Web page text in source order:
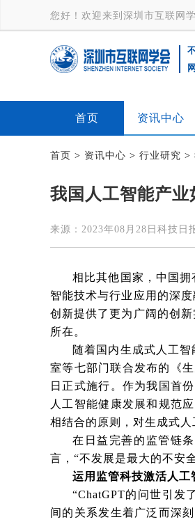
您好！欢迎来到深圳市互联网
圳市互联
网学会
logo-互联
网大会-产
业互联网-
ISZ
首页 资讯中心
首页 > 资讯中心 > 行业研究 >
我国人工智能产业
来源：2023年08月28日科技
相比其他国家，中国
智能技术与行业应用的深
创新提供了更为广阔的创
所在。
随着国内生成式人工
室等七部门联合发布的《
日正式施行。作为我国首
人工智能健康发展和规范
相结合的原则，对生成式
在日益完善的监管链
言，“不发展是最大的不安全
运用监管科技激活人工
“ChatGPT的问世引发
间的关系发生着广泛而深